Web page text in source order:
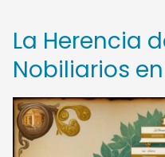
La Herencia
Nobiliarios